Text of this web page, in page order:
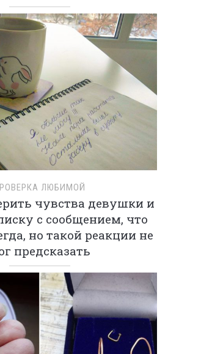
ЛЮБИМОЙ
чувства девушки и
с сообщением, что
но такой реакции не
предсказать